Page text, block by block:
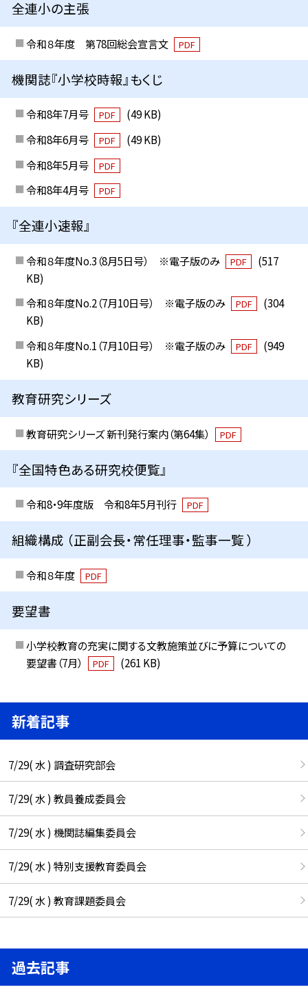
全連小の主張
令和８年度 第78回総会宣言文 PDF
機関誌『小学校時報』もくじ
令和8年7月号 PDF
(49 KB)
令和8年6月号
PDF
(49 KB)
令和8年5月号
PDF
令和8年4月号 PDF
『全連小速報』
令和８年度No.3（8月5日号） ※電子版のみ PDF
(517
KB)
令和８年度No.2（7月10日号） ※電子版のみ
PDF
(304
KB)
令和８年度No.1（7月10日号） ※電子版のみ
PDF
(949
KB)
教育研究シリーズ
教育研究シリーズ 新刊発行案内（第64集） PDF
『全国特色ある研究校便覧』
令和8・9年度版 令和8年5月刊行 PDF
組織構成 （正副会長・常任理事・監事一覧 ）
令和８年度 PDF
要望書
小学校教育の充実に関する文教施策並びに予算についての
要望書（7月）
PDF (261 KB)
新着記事
7/29( 水 ) 調査研究部会
7/29( 水 ) 教員養成委員会
7/29( 水 ) 機関誌編集委員会
7/29( 水 ) 特別支援教育委員会
7/29( 水 ) 教育課題委員会
過去記事